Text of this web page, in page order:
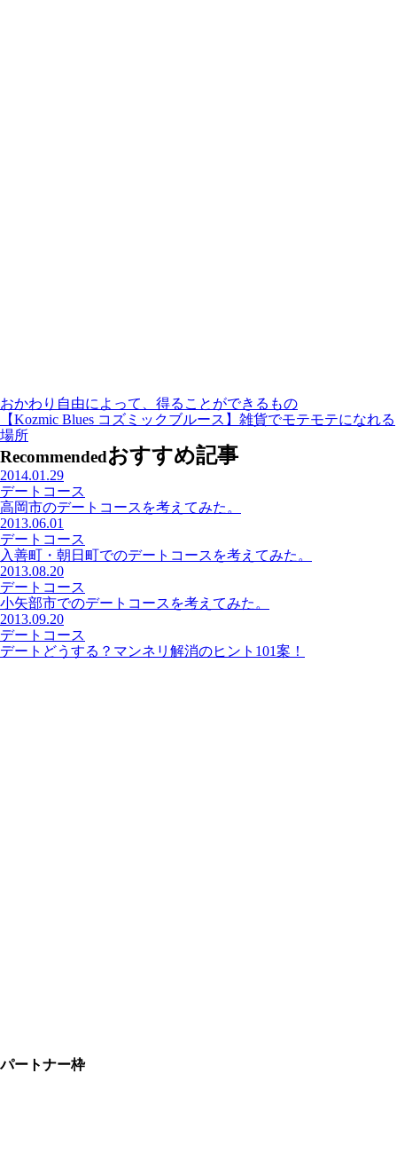
おかわり自由によって、得ることができるもの
【Kozmic Blues コズミックブルース】雑貨でモテモテになれる
場所
Recommendedおすすめ記事
2014.01.29
デートコース
高岡市のデートコースを考えてみた。
2013.06.01
デートコース
入善町・朝日町でのデートコースを考えてみた。
2013.08.20
デートコース
小矢部市でのデートコースを考えてみた。
2013.09.20
デートコース
デートどうする？マンネリ解消のヒント101案！
パートナー枠